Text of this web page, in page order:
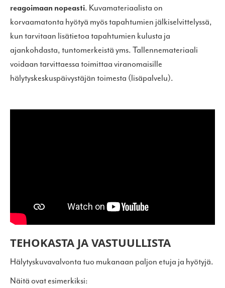
reagoimaan nopeasti. Kuvamateriaalista on
korvaamatonta hyötyä myös tapahtumien jälkiselvittelyssä,
kun tarvitaan lisätietoa tapahtumien kulusta ja
ajankohdasta, tuntomerkeistä yms. Tallennemateriaali
voidaan tarvittaessa toimittaa viranomaisille
hälytyskeskuspäivystäjän toimesta (lisäpalvelu).
TEHOKASTA JA VASTUULLISTA
Hälytyskuvavalvonta tuo mukanaan paljon etuja ja hyötyjä.
Näitä ovat esimerkiksi: